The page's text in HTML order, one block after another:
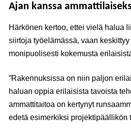
Ajan kanssa
Härkönen kertoo, ettei vielä halua
siirtoja työelämässä, vaan
monipuolisesti kokemusta
”Rakennuksissa on niin paljon
haluan oppia erilaisista tavoista
ammattitaitoa on kertynyt
edetä esimerkiksi projektipäällikön